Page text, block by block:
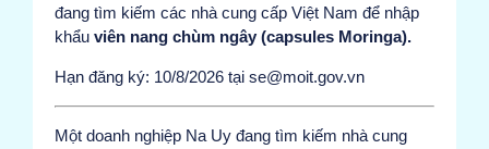
đang tìm kiếm các nhà cung cấp Việt Nam để nhập
khẩu viên nang chùm ngây (capsules Moringa).
Hạn đăng ký: 10/8/2026 tại se@moit.gov.vn
Một doanh nghiệp Na Uy đang tìm kiếm nhà cung